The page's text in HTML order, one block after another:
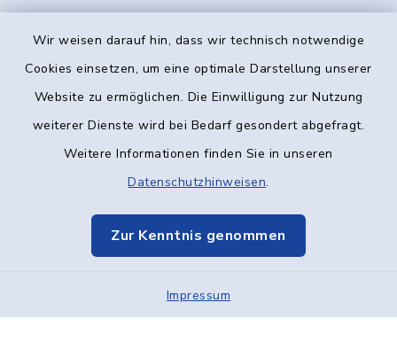
Wir weisen darauf hin, dass wir technisch notwendige
Cookies einsetzen, um eine optimale Darstellung unserer
Website zu ermöglichen. Die Einwilligung zur Nutzung
weiterer Dienste wird bei Bedarf gesondert abgefragt.
Weitere Informationen finden Sie in unseren
Datenschutzhinweisen.
Zur Kenntnis genommen
Impressum
Kontakt
Datenschutz
Elektronische Kommunikation
Sitemap